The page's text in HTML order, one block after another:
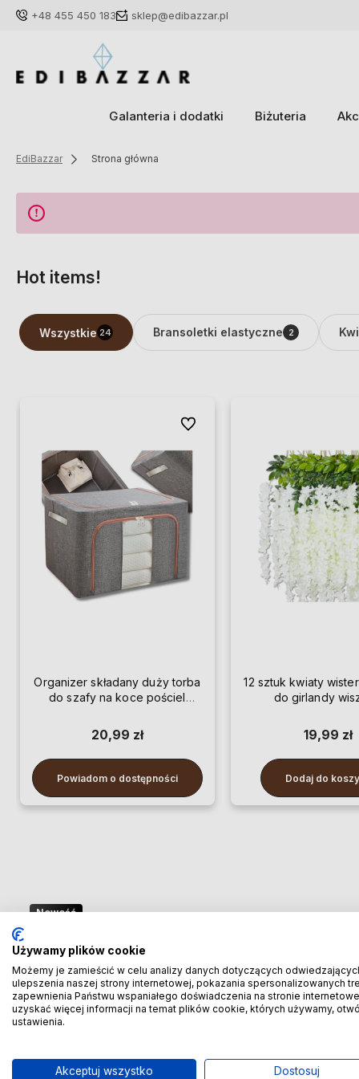
+48 455 450 183 sklep@edibazzar.pl
Galanteria i dodatki Biżuteria
EdiBazzar Strona główna
Hot items!
Wszystkie 24 Bransoletki elastyczne 2
Organizer składany duży torba
do szafy na koce pościel
20,99 zł
Powiadom o dostępności
Do ulubionych
12 sztuk kwiaty
do girlandy
19,99 zł
Dodaj do
Nowość
🚢 Bezpośredni import z Chin
– oszczędzaj więcej! 🚢
🚆 Importuj taniej! Pierwszych 100 klientów
otrzyma rabat
Używamy plików cookie
Możemy je zamieścić w celu analizy danych dotyczących
ulepszenia naszej strony internetowej, pokazania spersonalizowanych
zapewnienia Państwu wspaniałego doświadczenia na stronie
uzyskać więcej informacji na temat plików cookie, których używamy,
ustawienia.
Akceptuj wszystko Dostosuj